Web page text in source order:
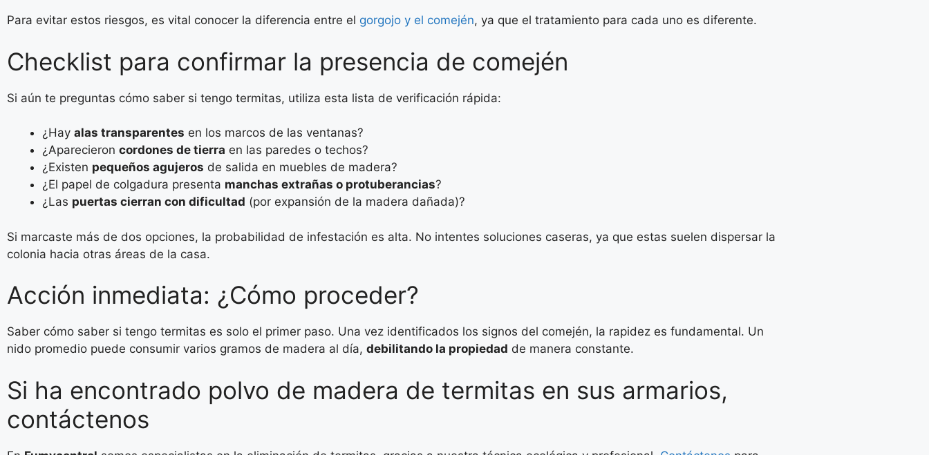
Para evitar estos riesgos, es vital conocer la diferencia entre el gorgojo y el comején, ya que el tratamiento para cada uno es diferente.
Checklist para confirmar la presencia de comején
Si aún te preguntas cómo saber si tengo termitas, utiliza esta lista de verificación rápida:
¿Hay alas transparentes en los marcos de las ventanas?
¿Aparecieron cordones de tierra en las paredes o techos?
¿Existen pequeños agujeros de salida en muebles de madera?
¿El papel de colgadura presenta manchas extrañas o protuberancias?
¿Las puertas cierran con dificultad (por expansión de la madera dañada)?
Si marcaste más de dos opciones, la probabilidad de infestación es alta. No intentes soluciones caseras, ya que estas suelen dispersar la
colonia hacia otras áreas de la casa.
Acción inmediata: ¿Cómo proceder?
Saber cómo saber si tengo termitas es solo el primer paso. Una vez identificados los signos del comején, la rapidez es fundamental. Un
nido promedio puede consumir varios gramos de madera al día, debilitando la propiedad de manera constante.
Si ha encontrado polvo de madera de termitas en sus armarios,
contáctenos